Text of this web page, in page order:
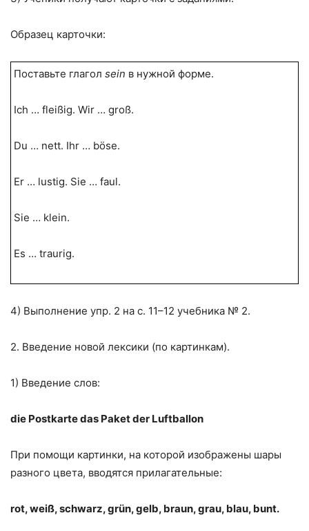
Образец карточки:
Поставьте глагол sein в нужной форме.
Ich … fleißig. Wir … groß.
Du … nett. Ihr … böse.
Er … lustig. Sie … faul.
Sie … klein.
Es … traurig.
4) Выполнение упр. 2 на с. 11–12 учебника № 2.
2. Введение новой лексики (по картинкам).
1) Введение слов:
die Postkarte das Paket der Luftballon
При помощи картинки, на которой изображены шары
разного цвета, вводятся прилагательные:
rot, weiß,schwarz, grün, gelb, braun, grau, blau, bunt.